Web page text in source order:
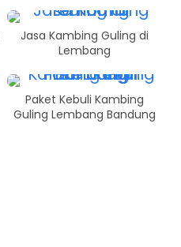
Jasa Kambing Guling di
Lembang
Paket Kebuli Kambing
Guling Lembang Bandung